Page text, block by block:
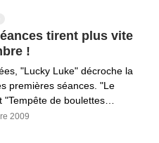
tirent plus vite
!
"Lucky Luke" décroche la
premières séances. "Le
"Tempête de boulettes…
2009